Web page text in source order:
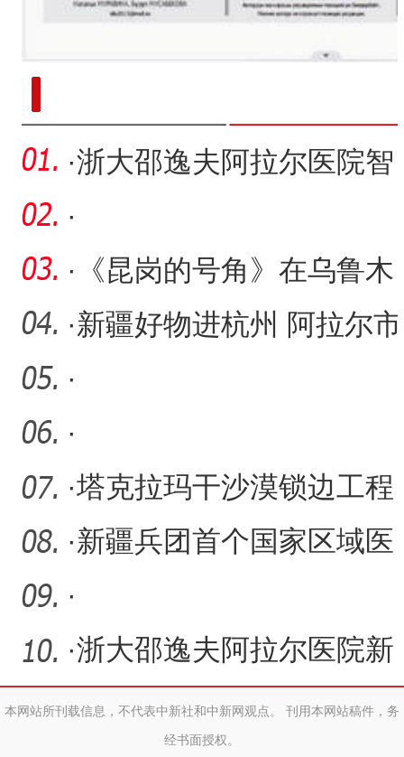
·浙大邵逸夫阿拉尔医院智
能物流配送机器人“大白”
·
·
《昆岗的号角》在乌鲁木
齐举行首映礼
·新疆好物进杭州 阿拉尔市
浙江农产品展销中心启用
·
·
·塔克拉玛干沙漠锁边工程
有望于11月底实现“合龙”
·新疆兵团首个国家区域医
疗中心投入运营
·
·浙大邵逸夫阿拉尔医院新
院区开展大型惠民义诊活
本网站所刊载信息，不代表中新社和中新网观点。 刊用本网站稿件，务
经书面授权。